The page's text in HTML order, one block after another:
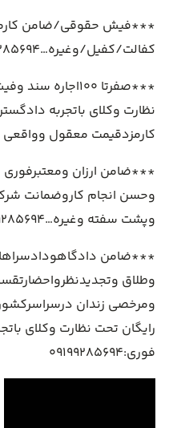
***فیش حقوقی/ضامن
کفالت/کفیل/وغیره…۰۹۱۹۹۲۸۵۶۹۴
***صفرتا
نظارت وکلای باتجربه
کارمزدقیمت معقول وواقعی
***ضامن ارزان
وحسن انجام کاروضمانت
وپشت سفته وغیره…۰۹۱۹۹۲۸۵۶۹۴
***ضامن دادگاهودادسراها
وطلاق
ومرخصی زندان
رایگان تحت نظارت وکلای
فوری:۰۹۱۹۹۲۸۵۶۹۴